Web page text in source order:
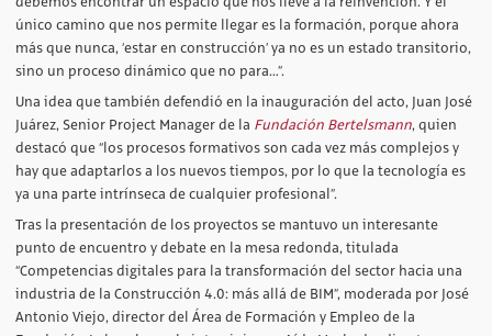
único camino que nos permite llegar es la formación, porque ahora
más que nunca, ‘estar en construcción’ ya no es un estado transitorio,
sino un proceso dinámico que no para…”.
Una idea que también defendió en la inauguración del acto, Juan José
Juárez, Senior Project Manager de la Fundación Bertelsmann, quien
destacó que “los procesos formativos son cada vez más complejos y
hay que adaptarlos a los nuevos tiempos, por lo que la tecnología es
ya una parte intrínseca de cualquier profesional”.
Tras la presentación de los proyectos se mantuvo un interesante
punto de encuentro y debate en la mesa redonda, titulada
“Competencias digitales para la transformación del sector hacia una
industria de la Construcción 4.0: más allá de BIM”, moderada por José
Antonio Viejo, director del Área de Formación y Empleo de la